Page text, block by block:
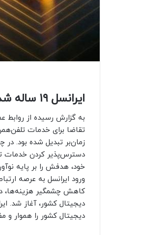
ایرانسل ۱۹ ساله شد
تقاضا برای خدمات
دسترس‌پذیر کردن خدمات
خود، هدفش را بر پایه
ورود ایرانسل به عرصه
کاهش چشمگیر هزینه‌ها،
دیجیتال کشور، آغاز شد.
دیجیتال کشور را هموار و